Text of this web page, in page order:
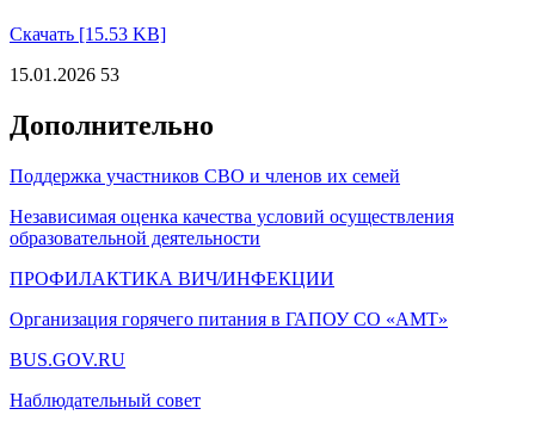
Скачать [15.53 KB]
15.01.2026 53
Дополнительно
Поддержка участников СВО и членов их семей
Независимая оценка качества условий осуществления
образовательной деятельности
ПРОФИЛАКТИКА ВИЧ/ИНФЕКЦИИ
Организация горячего питания в ГАПОУ СО «АМТ»
BUS.GOV.RU
Наблюдательный совет